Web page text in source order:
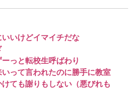
いけどイマイチだな
ーっと転校生呼ばわり
いって言われたのに勝手に教室
ても謝りもしない（悪びれも